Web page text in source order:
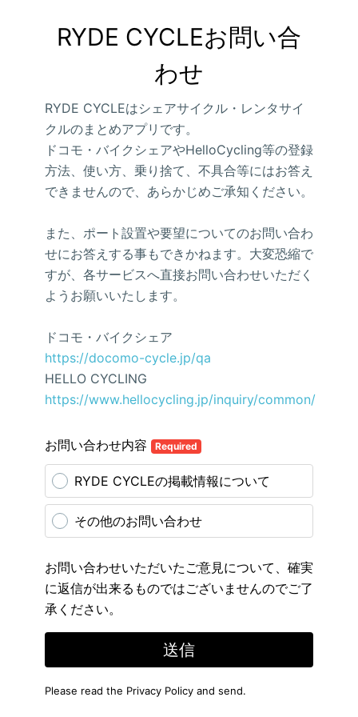
RYDE CYCLEお問い合
わせ
RYDE CYCLEはシェアサイクル・レンタサイ
クルのまとめアプリです。
ドコモ・バイクシェアやHelloCycling等の登録
方法、使い方、乗り捨て、不具合等にはお答え
できませんので、あらかじめご承知ください。
また、ポート設置や要望についてのお問い合わ
せにお答えする事もできかねます。大変恐縮で
すが、各サービスへ直接お問い合わせいただく
ようお願いいたします。
ドコモ・バイクシェア
https://docomo-cycle.jp/qa
HELLO CYCLING
https://www.hellocycling.jp/inquiry/common/
お問い合わせ内容 Required
RYDE CYCLEの掲載情報について
その他のお問い合わせ
お問い合わせいただいたご意見について、確実
に返信が出来るものではございませんのでご了
承ください。
送信
Please read the Privacy Policy and send.